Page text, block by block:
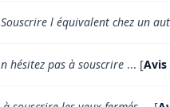
Souscrire l équivalent chez un
n hésitez pas à souscrire ... [Avis